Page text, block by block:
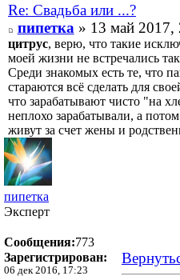
Re: Свадьба или ...?
пипетка » 13 май 2017,
цитрус, верю, что такие
моей жизни не встречались
Среди знакомых есть те, что
стараются всё сделать для
что зарабатывают чисто "на
неплохо зарабатывали, а
живут за счет жены и
пипетка
Эксперт
Сообщения:773
Зарегистрирован:
06 дек 2016, 17:23